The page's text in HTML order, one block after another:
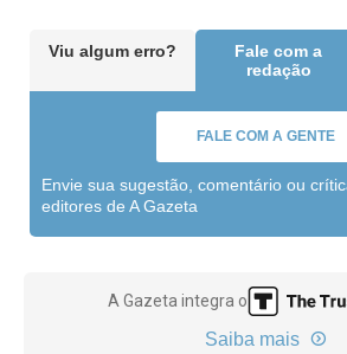
Viu algum erro?
Fale com a
redação
FALE COM A GENTE
Envie sua sugestão, comentário ou
editores de A Gazeta
A Gazeta integra o
Saiba mais